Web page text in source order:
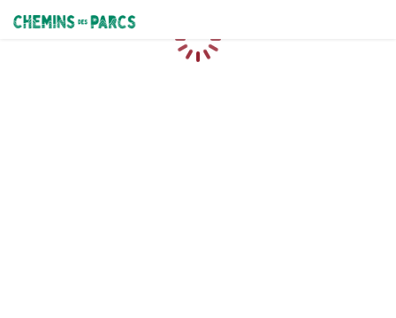
Chemins des Parcs
Loading